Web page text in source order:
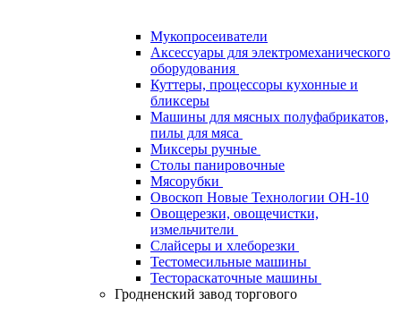
Мукопросеиватели
Аксессуары для электромеханического
оборудования
Куттеры, процессоры кухонные и
бликсеры
Машины для мясных полуфабрикатов,
пилы для мяса
Миксеры ручные
Столы панировочные
Мясорубки
Овоскоп Новые Технологии ОН-10
Овощерезки, овощечистки,
измельчители
Слайсеры и хлеборезки
Тестомесильные машины
Тестораскаточные машины
Гродненский завод торгового